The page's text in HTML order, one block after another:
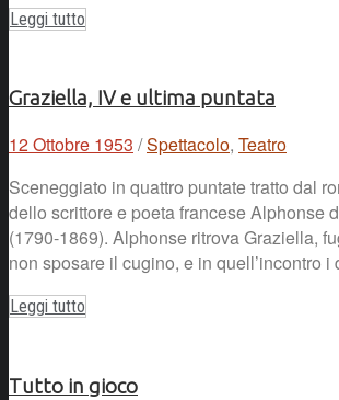
Leggi tutto
Graziella, IV e ultima puntata
12 Ottobre 1953 /Spettacolo, Teatro
Sceneggiato in quattro puntate tratto dal
dello scrittore e poeta francese Alphonse
(1790-1869). Alphonse ritrova Graziella,
non sposare il cugino, e in quell’incontro
Leggi tutto
Tutto in gioco